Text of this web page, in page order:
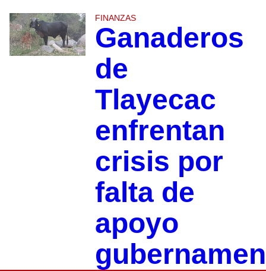
FINANZAS
Ganaderos
de
Tlayecac
enfrentan
crisis por
falta de
apoyo